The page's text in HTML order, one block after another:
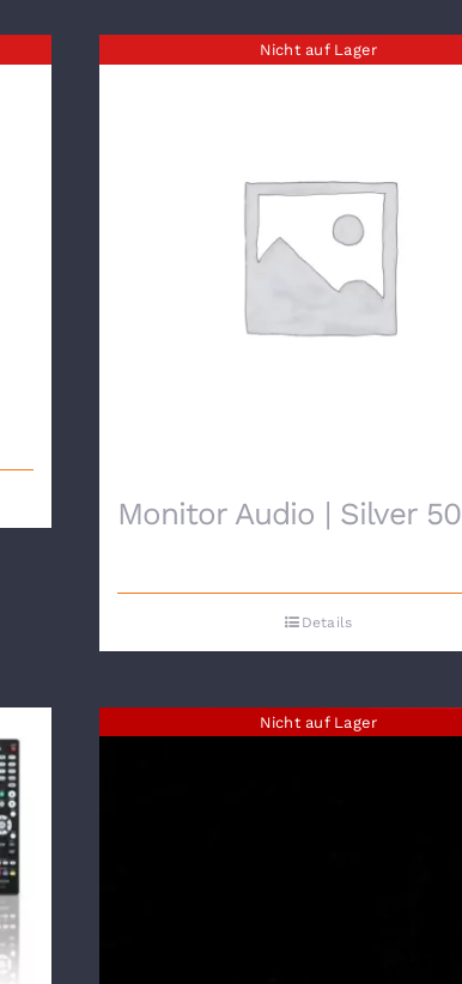
Nicht auf Lager
Monitor Audio | Silver 50
Details
Nicht auf Lager